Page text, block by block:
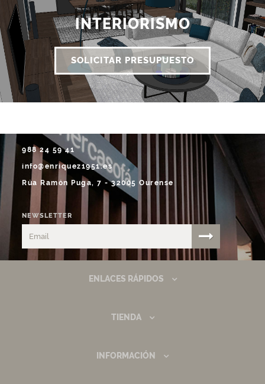
INTERIORISMO
SOLICITAR PRESUPUESTO
988 24 59 41
info@enriquez1951.es
Rúa Ramón Puga, 7 - 32005 Ourense
NEWSLETTER
ENLACES RÁPIDOS
TIENDA
INFORMACIÓN